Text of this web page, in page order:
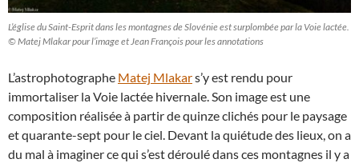
L’église du Saint-Esprit dans les montagnes de Slovénie est surplombée par la Voie lactée.
© Matej Mlakar pour l’image et Jean François pour les annotations
L’astrophotographe Matej Mlakars’y est rendu pour
immortaliser la Voie lactée hivernale. Son image est une
composition réalisée à partir de quinze clichés pour le paysage
et quarante-sept pour le ciel. Devant la quiétude des lieux, on a
du mal à imaginer ce qui s’est déroulé dans ces montagnes il y a